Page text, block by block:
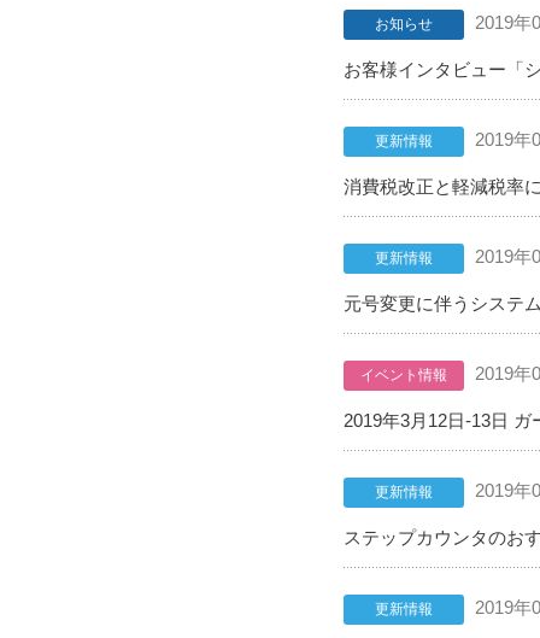
お知らせ 2019年
お客様インタビュー「
更新情報 2019年
消費税改正と軽減税率
更新情報 2019年
元号変更に伴うシステ
イベント情報 2019年
2019年3月12日-13日
更新情報 2019年
ステップカウンタのお
更新情報 2019年